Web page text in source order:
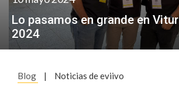
Lo pasamos en grande en
2024
Blog | Noticias de eviivo